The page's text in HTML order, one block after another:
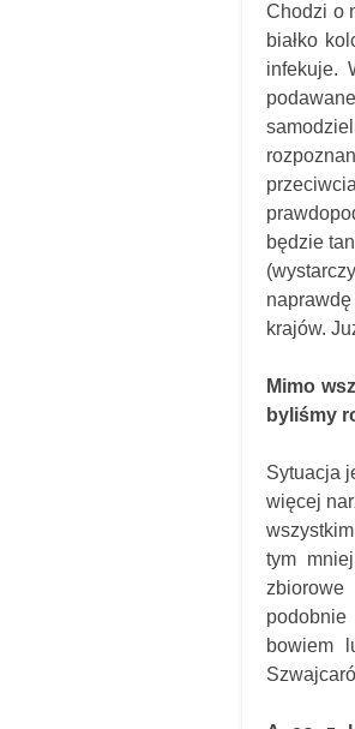
Chodzi o
białko
infekuje.
będzie
krajów.
Mimo
byliśmy
Sytuacja
więcej
tym
bowiem